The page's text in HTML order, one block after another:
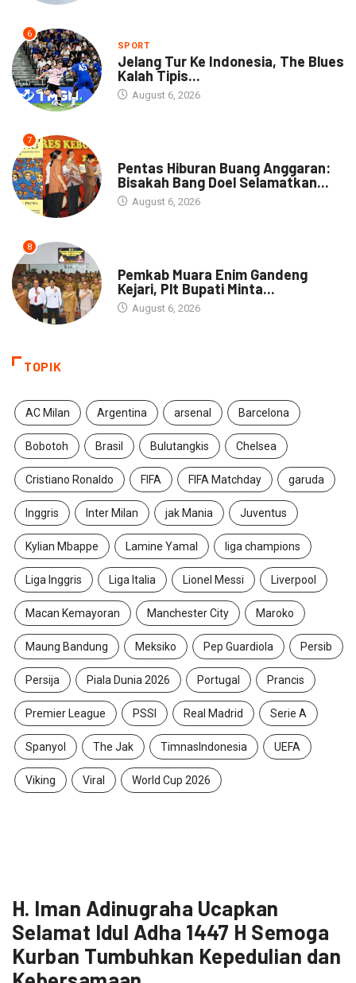
6
SPORT
Jelang Tur Ke Indonesia, The Blues
Kalah Tipis...
August 6, 2026
7
Pentas Hiburan Buang Anggaran:
Bisakah Bang Doel Selamatkan...
August 6, 2026
8
Pemkab Muara Enim Gandeng
Kejari, Plt Bupati Minta...
August 6, 2026
TOPIK
AC Milan Argentina arsenal Barcelona
Bobotoh Brasil Bulutangkis Chelsea
Cristiano Ronaldo FIFA FIFA Matchday garuda
Inggris Inter Milan jak Mania Juventus
Kylian Mbappe Lamine Yamal liga champions
Liga Inggris Liga Italia Lionel Messi Liverpool
Macan Kemayoran Manchester City Maroko
Maung Bandung Meksiko Pep Guardiola Persib
Persija Piala Dunia 2026 Portugal Prancis
Premier League PSSI Real Madrid Serie A
Spanyol The Jak TimnasIndonesia UEFA
Viking Viral World Cup 2026
H. Iman Adinugraha Ucapkan
Selamat Idul Adha 1447 H Semoga
Kurban Tumbuhkan Kepedulian dan